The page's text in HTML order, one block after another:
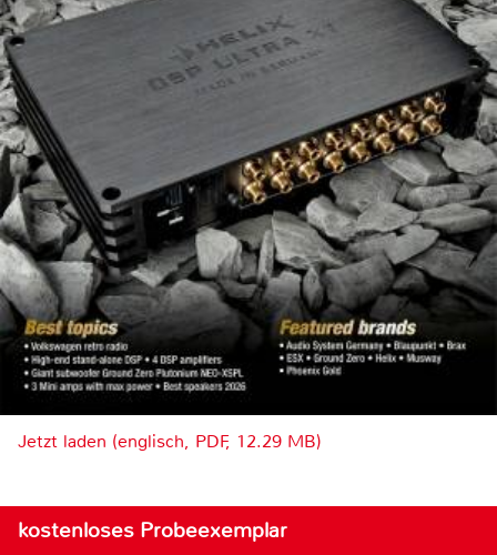
Jetzt laden (englisch, PDF, 12.29 MB)
kostenloses Probeexemplar